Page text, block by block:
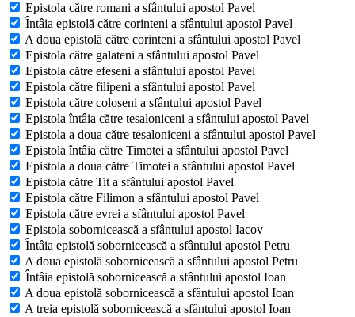
Epistola către romani a sfântului apostol Pavel
Întâia epistolă către corinteni a sfântului apostol Pavel
A doua epistolă către corinteni a sfântului apostol Pavel
Epistola către galateni a sfântului apostol Pavel
Epistola către efeseni a sfântului apostol Pavel
Epistola către filipeni a sfântului apostol Pavel
Epistola către coloseni a sfântului apostol Pavel
Epistola întâia către tesaloniceni a sfântului apostol Pavel
Epistola a doua către tesaloniceni a sfântului apostol Pavel
Epistola întâia către Timotei a sfântului apostol Pavel
Epistola a doua către Timotei a sfântului apostol Pavel
Epistola către Tit a sfântului apostol Pavel
Epistola către Filimon a sfântului apostol Pavel
Epistola către evrei a sfântului apostol Pavel
Epistola sobornicească a sfântului apostol Iacov
Întâia epistolă sobornicească a sfântului apostol Petru
A doua epistolă sobornicească a sfântului apostol Petru
Întâia epistolă sobornicească a sfântului apostol Ioan
A doua epistolă sobornicească a sfântului apostol Ioan
A treia epistolă sobornicească a sfântului apostol Ioan